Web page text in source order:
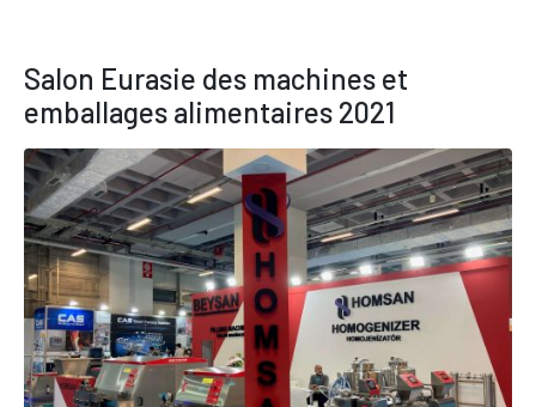
Salon Eurasie des machines et
emballages alimentaires 2021